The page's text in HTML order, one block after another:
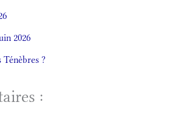
2026
Ténèbres ?
: